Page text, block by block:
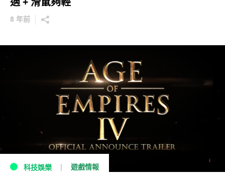
8 年前
科技娛樂 遊戲情報